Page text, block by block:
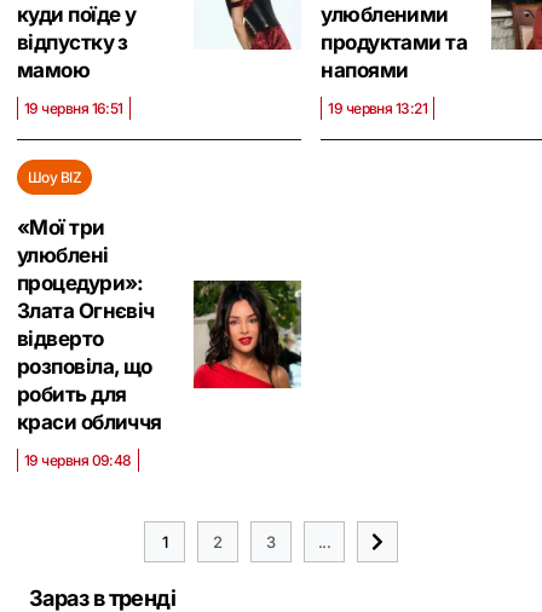
куди поїде у
відпустку з
мамою
19 червня 16:51
улюбленими
продуктами та
напоями
19 червня 13:21
Шоу BIZ
«Мої три
улюблені
процедури»:
Злата Огнєвіч
відверто
розповіла, що
робить для
краси обличчя
19 червня 09:48
1 2 3 ...
Зараз в тренді